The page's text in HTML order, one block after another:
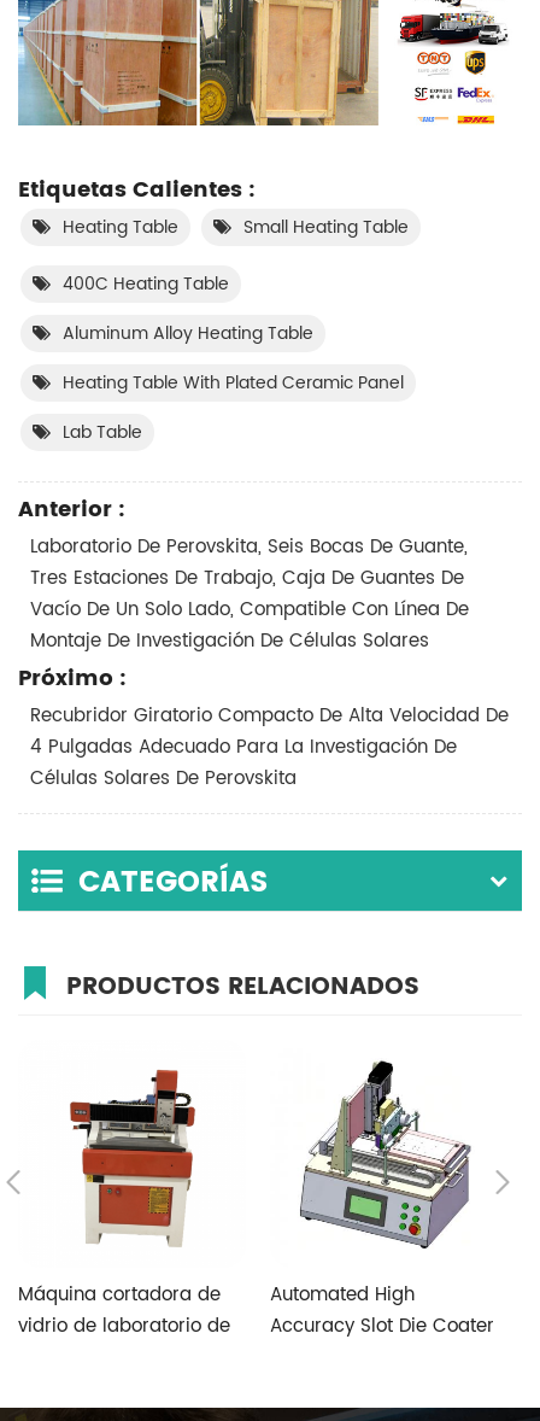
Etiquetas Calientes :
Heating Table Small Heating Table
400C Heating Table
Aluminum Alloy Heating Table
Heating Table With Plated Ceramic Panel
Lab Table
Anterior :
Laboratorio De Perovskita, Seis Bocas De Guante,
Tres Estaciones De Trabajo, Caja De Guantes De
Vacío De Un Solo Lado, Compatible Con Línea De
Montaje De Investigación De Células Solares
Próximo :
Recubridor Giratorio Compacto De Alta Velocidad De
4 Pulgadas Adecuado Para La Investigación De
Células Solares De Perovskita
CATEGORÍAS
PRODUCTOS RELACIONADOS
Máquina cortadora de
vidrio de laboratorio de
Automated High
Accuracy Slot Die Coater